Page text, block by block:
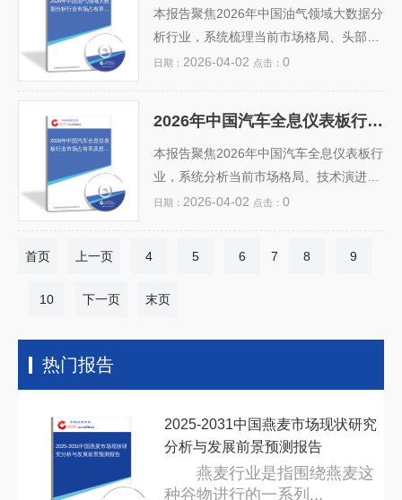
点，为云服务商、企业IT决策者及资本机
构提供...
测未来三年市场占有率变动趋势。报告综
合评估雷达探测、拦截弹药、指挥控制及
新型定向能防御等细分领域的发展潜力，
术迭代快、研发周期长、出口管制趋严）
与成长性机会，为军工集团、配套企业及
资本...
据分析行业市场占有率及
本报告聚焦2026年中国油气领域大数据分
析行业，系统梳理当前市场格局、头部企
业竞争态势及区域发展差异，基于权威数
全预警）的份额分布。报告结合“双碳”目
标、能源数字化转型加速及《“十四五”数
字经济发展规划》等政策导向，深入分析
技术演进（AI+物联网+数字孪生融合应
服务商及资本方的差异化投资建议，为战
强...
日期： 2026-04-02 点击： 0
2026年中国汽车全息仪表
板行业市场占有率及投资
2026年中国汽车全息仪表板行业市场占有率及投资前景预测分析报告
本报告聚焦2026年中国汽车全息仪表板行
业，系统分析当前市场格局、技术演进与
竞争态势。数据显示，受益于智能网联汽
业链调研与头部企业（如华为、华阳集
市场占有率将向技术领先、量产能力强的
机会集中在光学模组...
日期： 2026-04-02 点击： 0
首页 上一页 4 5 6 7 8 9
10 下一页 末页
热门报告
2025-2031中国燕麦市场现状研
究分析与发展前景预测报告
2025-2031中国燕麦市场现状研究
分析与发展前景预测报告
燕麦行业是指围绕燕麦这
种谷物进行的一系列...